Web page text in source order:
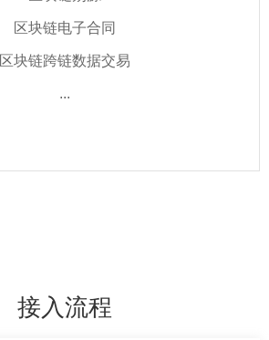
区块链电子合同
区块链跨链数据交易
...
接入流程